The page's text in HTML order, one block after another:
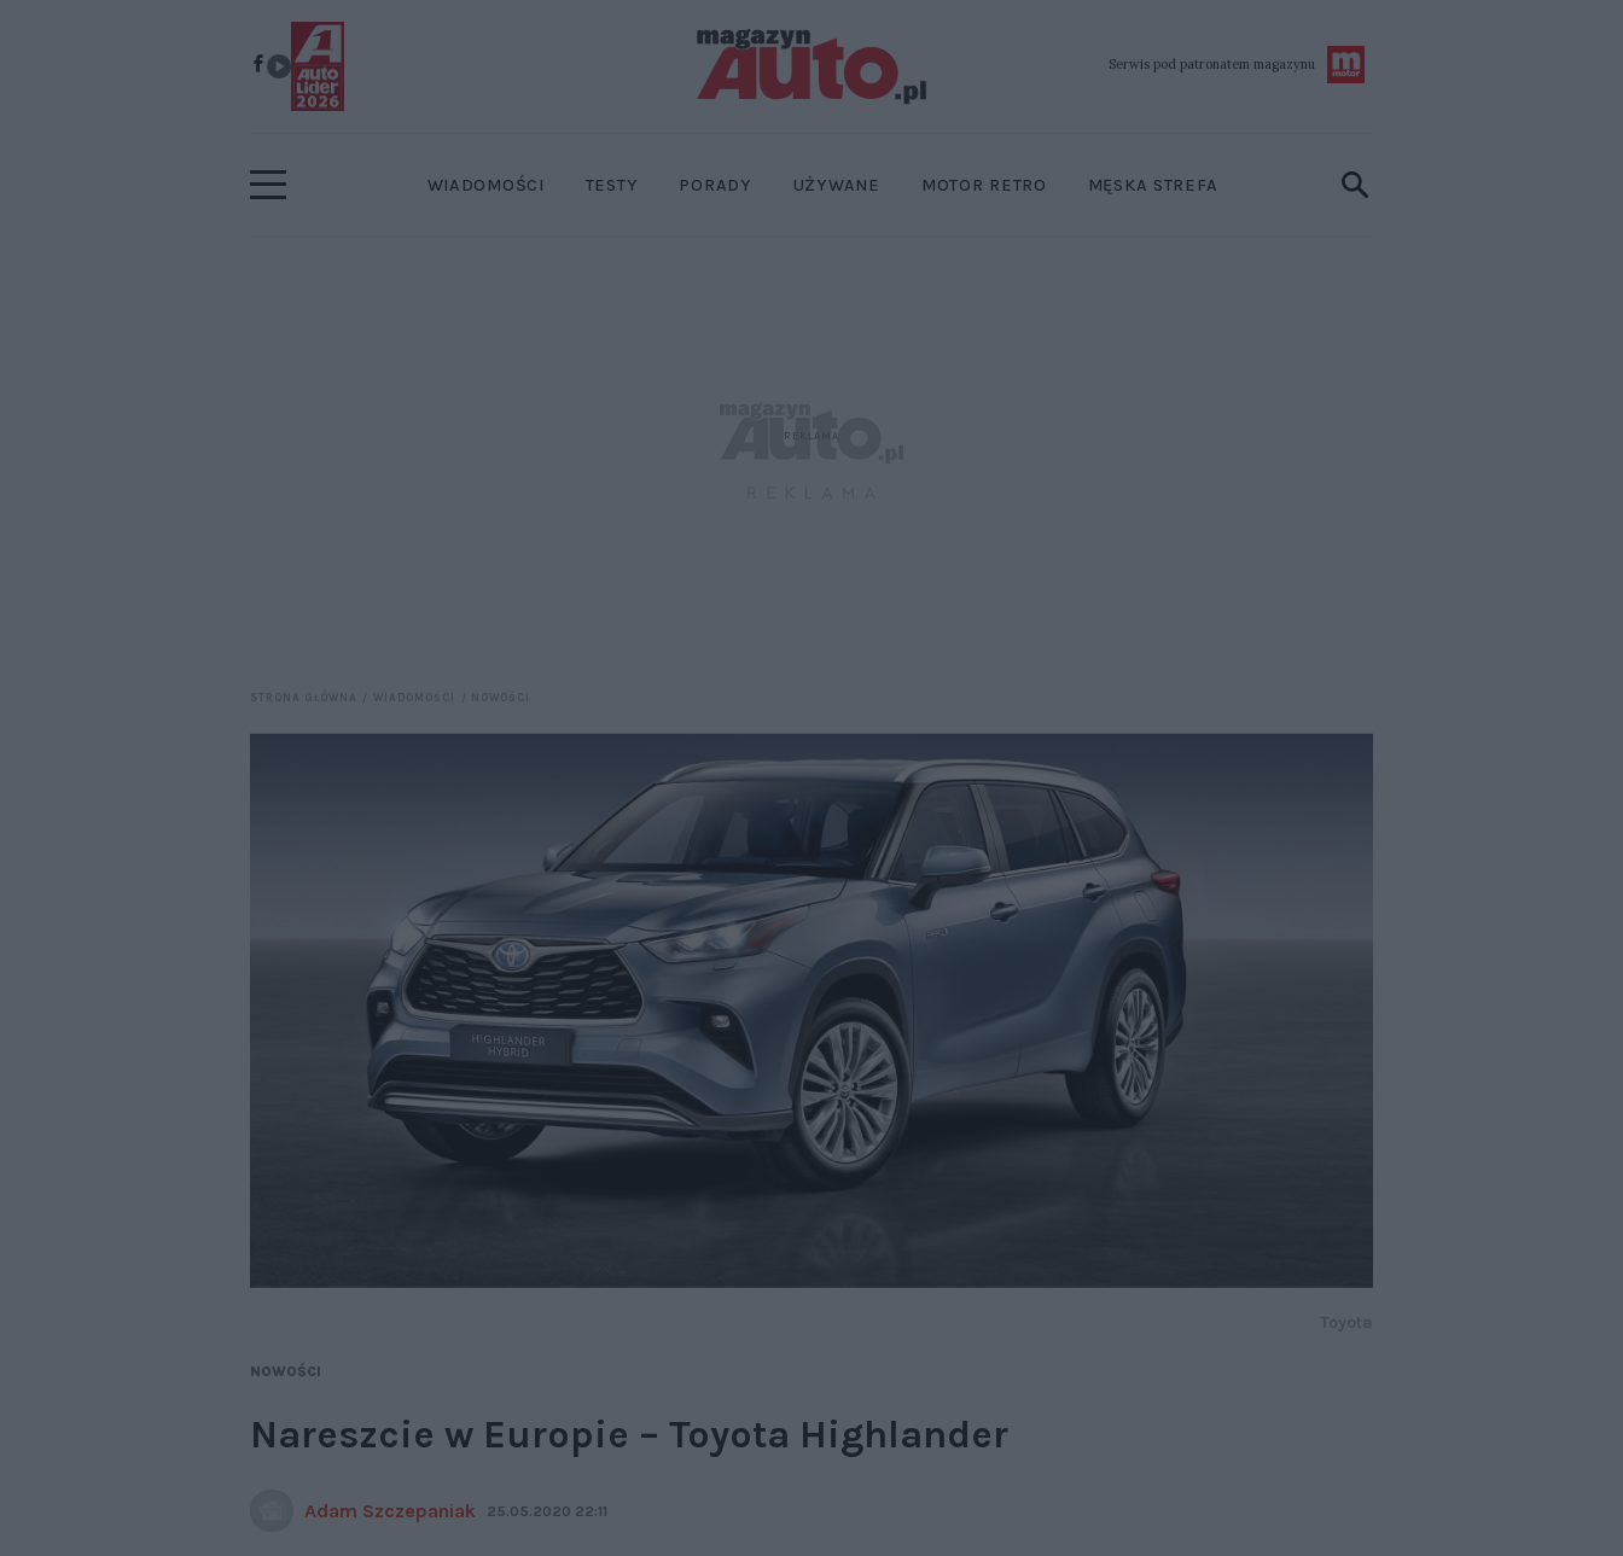
Serwis pod patronatem magazynu
WIADOMOŚCI MOTOR RETRO
TESTY PORADY UŻYWANE MĘSKA STREFA
NOWOŚCI
Nareszcie w Europie – Toyota Highlander
Adam Szczepaniak 25.05.2020 22:11